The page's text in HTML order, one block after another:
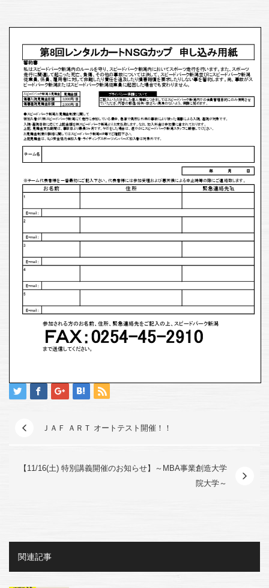
ＪＡＦ ＡＲＴ オートテスト開催！！
【11/16(土) 特別講義開催のお知らせ】～MBA事業創造大学
院大学～
関連記事